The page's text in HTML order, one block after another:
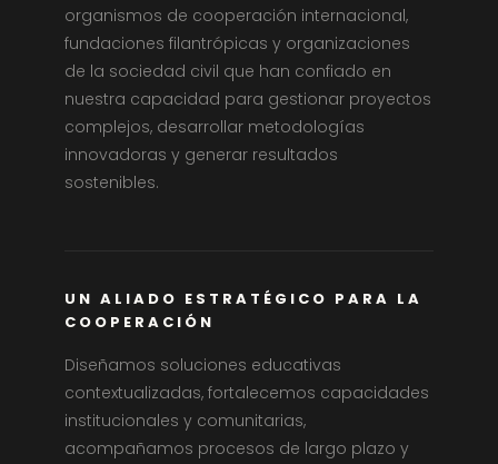
organismos de cooperación internacional,
fundaciones filantrópicas y organizaciones
de la sociedad civil que han confiado en
nuestra capacidad para gestionar proyectos
complejos, desarrollar metodologías
innovadoras y generar resultados
sostenibles.
UN ALIADO ESTRATÉGICO PARA LA
COOPERACIÓN
Diseñamos soluciones educativas
contextualizadas, fortalecemos capacidades
institucionales y comunitarias,
acompañamos procesos de largo plazo y